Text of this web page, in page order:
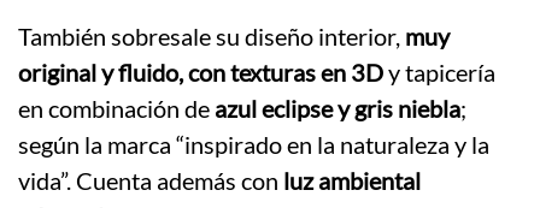
También sobresale su diseño interior, muy
original y fluido, con texturas en 3Dy tapicería
en combinación de azul eclipse y gris niebla;
según la marca “inspirado en la naturaleza y la
vida”. Cuenta además con luz ambiental